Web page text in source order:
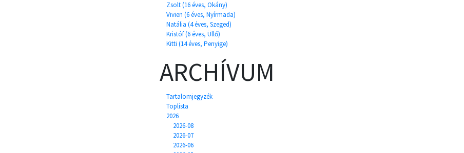
Zsolt (16 éves, Okány)
Vivien (6 éves, Nyírmada)
Natália (4 éves, Szeged)
Kristóf (6 éves, Üllő)
Kitti (14 éves, Penyige)
ARCHÍVUM
Tartalomjegyzék
Toplista
2026
2026-08
2026-07
2026-06